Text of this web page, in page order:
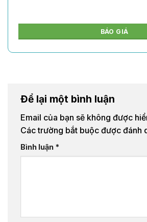
BÁO GIÁ
Để lại một bình luận
Email của bạn sẽ không được
Các trường bắt buộc được đánh
Bình luận *